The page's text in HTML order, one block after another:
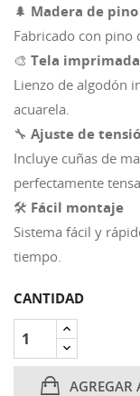
🌲 Madera de pino
Fabricado con pino
🎨 Tela
Lienzo de algodón
acuarela.
🔧 Ajuste de
Incluye cuñas de
perfectamente
🛠️ Fácil montaje
Sistema fácil y
tiempo.
CANTIDAD
AGREGAR